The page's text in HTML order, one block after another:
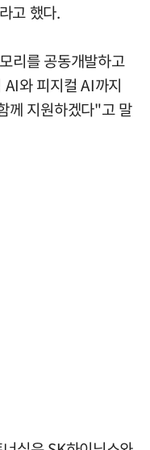
고 했다.
리를 공동개발하고
와 피지컬 AI까지
께 지원하겠다"고 말